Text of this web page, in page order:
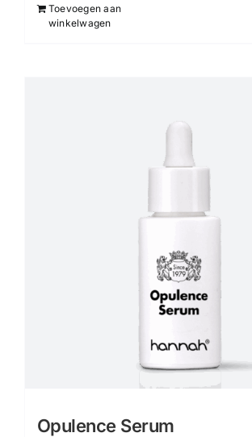
Toevoegen aan
winkelwagen
Opulence Serum